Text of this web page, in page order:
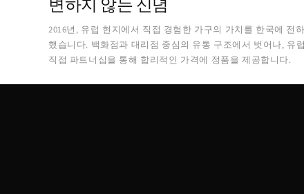
2016년, 유럽 현지에서 직접 경험한 가구의 가치를 한국에 전
했습니다. 백화점과 대리점 중심의 유통 구조에서 벗어나, 유
직접 파트너십을 통해 합리적인 가격에 정품을 제공합니다.